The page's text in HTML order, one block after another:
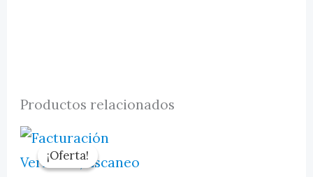
Productos relacionados
¡Oferta!
¡Oferta!